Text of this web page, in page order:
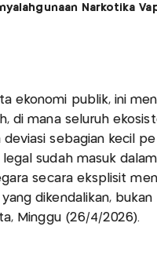
Narkotika
ekonomi publik, ini
di mana seluruh
deviasi sebagian kecil
sudah masuk
secara eksplisit
dikendalikan, bukan
Minggu (26/4/2026).